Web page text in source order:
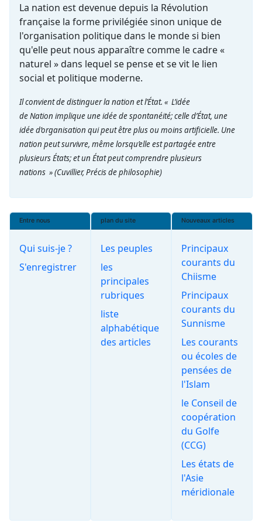
La nation est devenue depuis la Révolution
française la forme privilégiée sinon unique de
l'organisation politique dans le monde si bien
qu'elle peut nous apparaître comme le cadre «
naturel » dans lequel se pense et se vit le lien
social et politique moderne.
Il convient de distinguer la nation et l’État. « L’idée
de Nation implique une idée de spontanéité; celle d’État, une
idée d’organisation qui peut être plus ou moins artificielle. Une
nation peut survivre, même lorsqu’elle est partagée entre
plusieurs États; et un État peut comprendre plusieurs
nations »(Cuvillier, Précis de philosophie)
Entre nous
Qui suis-je ?
S'enregistrer
plan du site
Les peuples
les
principales
rubriques
liste
alphabétique
des articles
Nouveaux articles
Principaux
courants du
Chiisme
Principaux
courants du
Sunnisme
Les courants
ou écoles de
pensées de
l'Islam
le Conseil de
coopération
du Golfe
(CCG)
Les états de
l'Asie
méridionale